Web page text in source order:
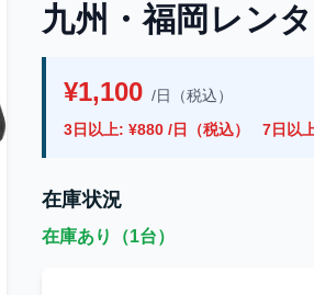
九州・福岡レン
¥1,100 /日（税込）
3日以上: ¥880 /日（税込）
7日以
在庫状況
在庫あり（1台）